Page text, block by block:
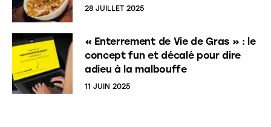
28 JUILLET 2025
« Enterrement de Vie de Gras » : le
concept fun et décalé pour dire
adieu à la malbouffe
11 JUIN 2025